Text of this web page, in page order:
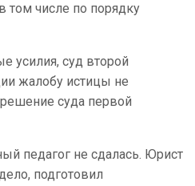
том числе по порядку
усилия, суд второй
жалобу истицы не
суда первой
педагог не сдалась. Юрист
подготовил